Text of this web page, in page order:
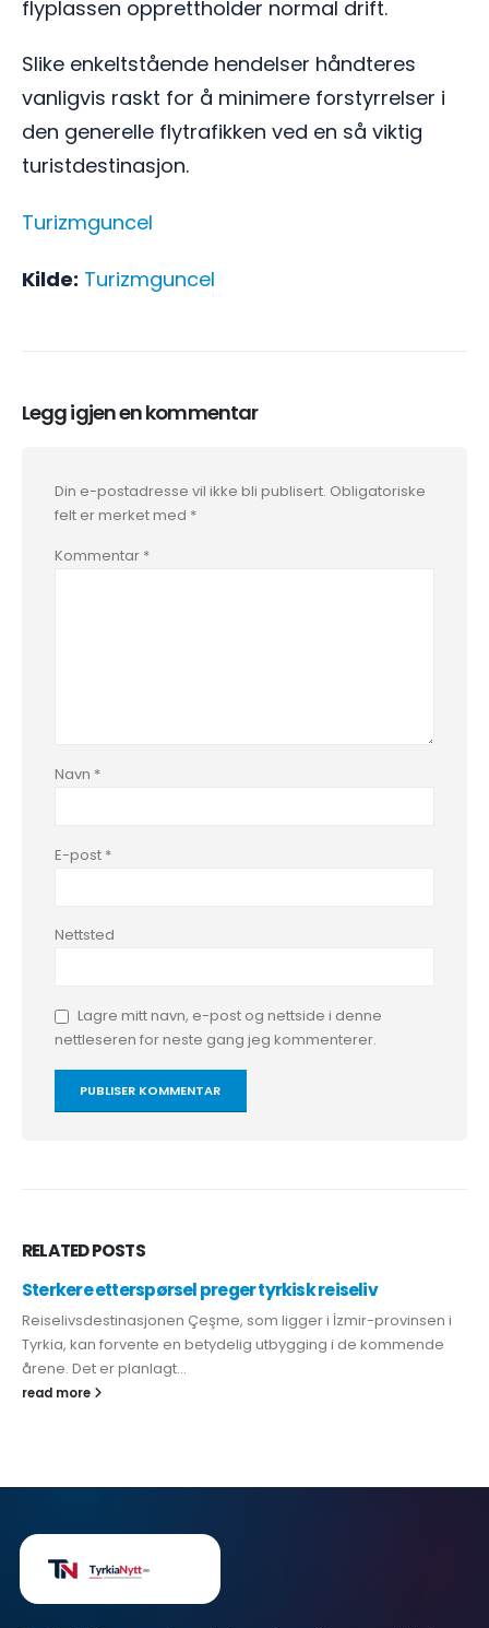
flyplassen opprettholder normal drift.
Slike enkeltstående hendelser håndteres
vanligvis raskt for å minimere forstyrrelser i
den generelle flytrafikken ved en så viktig
turistdestinasjon.
Turizmguncel
Kilde: Turizmguncel
Legg igjen en kommentar
Din e-postadresse vil ikke bli publisert. Obligatoriske
felt er merket med *
Kommentar *
Navn *
E-post *
Nettsted
Lagre mitt navn, e-post og nettside i denne
nettleseren for neste gang jeg kommenterer.
RELATEDPOSTS
Sterkere etterspørsel preger tyrkisk reiseliv
Reiselivsdestinasjonen Çeşme, som ligger i İzmir-provinsen i
Tyrkia, kan forvente en betydelig utbygging i de kommende
årene. Det er planlagt...
read more